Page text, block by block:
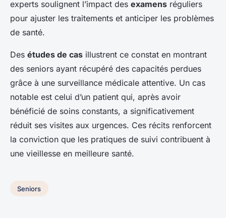
experts soulignent l’impact des examens réguliers
pour ajuster les traitements et anticiper les problèmes
de santé.
Des études de cas illustrent ce constat en montrant
des seniors ayant récupéré des capacités perdues
grâce à une surveillance médicale attentive. Un cas
notable est celui d’un patient qui, après avoir
bénéficié de soins constants, a significativement
réduit ses visites aux urgences. Ces récits renforcent
la conviction que les pratiques de suivi contribuent à
une vieillesse en meilleure santé.
Seniors